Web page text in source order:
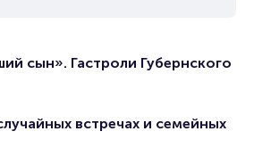
сын». Гастроли Губернского
встречах и семейных